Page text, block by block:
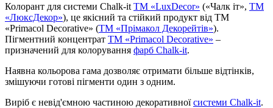
Колорант для системи Chalk-it TM «LuxDecor» («Чалк іт», ТМ
«ЛюксДекор»), це якісний та стійкий продукт від ТМ
«Primacol Decorative» (ТМ «Прімакол Декорейтів»).
Пігментний концентрат ТМ «Primacol Decorative» –
призначений для колорування фарб Chalk-it.
Наявна кольорова гама дозволяє отримати більше відтінків,
змішуючи готові пігменти один з одним.
Виріб є невід'ємною частиною декоративноїсистеми Chalk-it.